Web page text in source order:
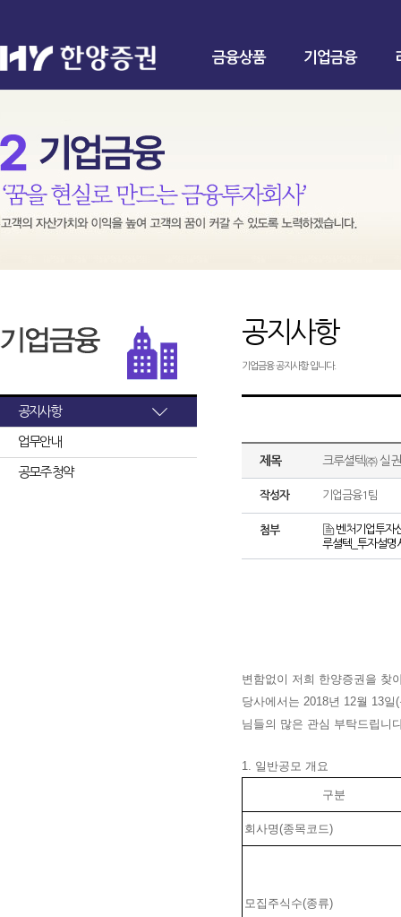
금융상품 기업금융
공지사항
업무안내
공모주 청약
공지사항
기업금융 공지사항 입니다.
제목 크루셜텍㈜ 실
작성자 기업금융1팀
첨부
벤처기업투자
루셜텍_투자설명
변함없이 저희 한양증권을 찾
당사에서는 2018년 12월 13
님들의 많은 관심 부탁드립니
1. 일반공모 개요
구분
회사명(종목코드)
모집주식수(종류)